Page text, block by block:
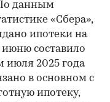
данным
«Сбера»,
ипотеки на
составило
июля 2025 года
в основном с
ипотеку,